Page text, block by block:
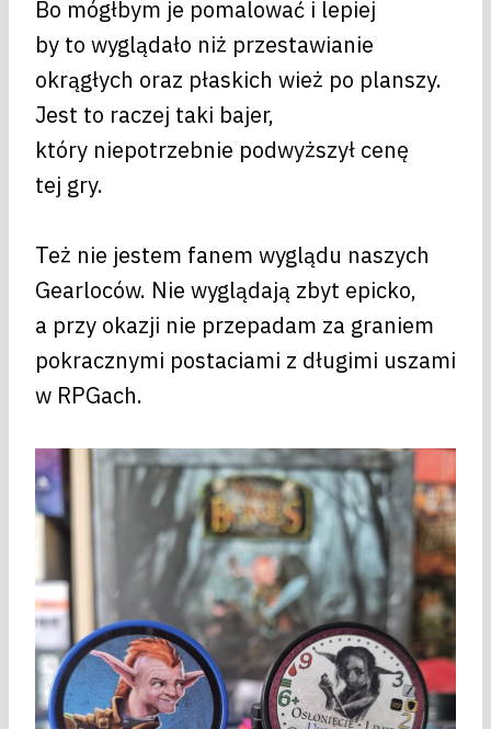
Bo mógłbym je pomalować i lepiej
by to wyglądało niż przestawianie
okrągłych oraz płaskich wież po planszy.
Jest to raczej taki bajer,
który niepotrzebnie podwyższył cenę
tej gry.
Też nie jestem fanem wyglądu naszych
Gearloców. Nie wyglądają zbyt epicko,
a przy okazji nie przepadam za graniem
pokracznymi postaciami z długimi uszami
w RPGach.